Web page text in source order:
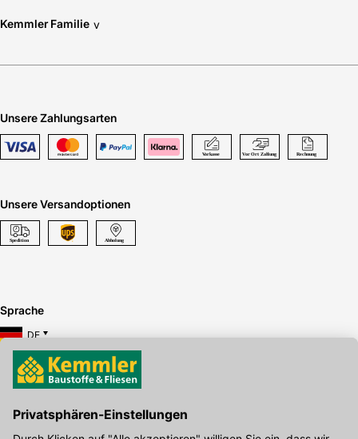
Kemmler Familie v
Unsere Zahlungsarten
Unsere Versandoptionen
Sprache
DE
Hier gibt's die kostenlose App